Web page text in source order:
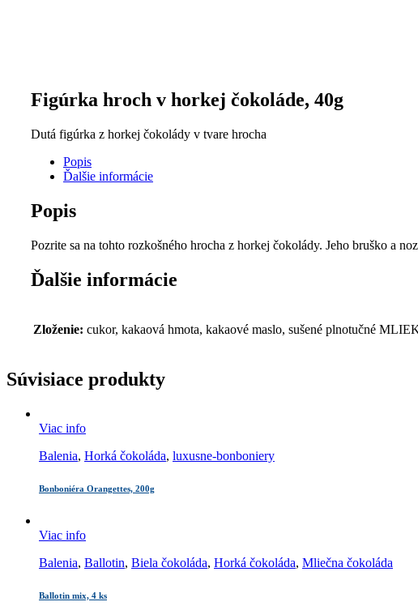
Figúrka hroch v horkej čokoláde, 40g
Dutá figúrka z horkej čokolády v tvare hrocha
Popis
Ďalšie informácie
Popis
Pozrite sa na tohto rozkošného hrocha z horkej čokolády. Jeho bruško a
Ďalšie informácie
Zloženie: cukor, kakaová hmota, kakaové maslo, sušené plnotučné
Súvisiace produkty
Viac info
Balenia, Horká čokoláda, luxusne-bonboniery
Bonboniéra Orangettes, 200g
Viac info
Balenia, Ballotin, Biela čokoláda, Horká čokoláda, Mliečna čokoláda
Ballotin mix, 4 ks